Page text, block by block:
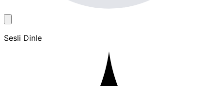
Sesli Dinle